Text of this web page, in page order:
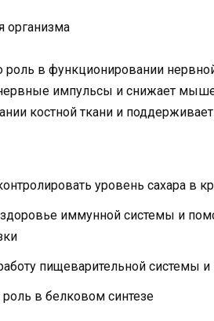
роль в функционировании
импульсы и снижает
костной ткани и
уровень сахара в
иммунной системы и
пищеварительной системы
в белковом синтезе